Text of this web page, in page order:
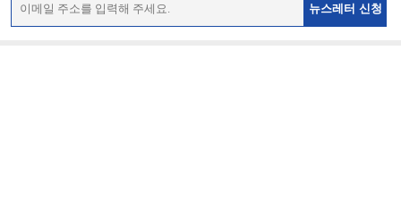
뉴스레터 신청